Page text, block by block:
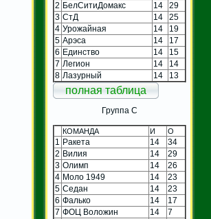
2 БелСитиДомакс 14
29
3 СтД 14
25
4 Урожайная 14
19
5 Арэса 14
17
6 Единство 14
15
7 Легион 14
14
8 Лазурный 14 13
полная таблица
Группа C
КОМАНДА И О
1 Ракета 14
34
2 Вилия 14
29
3 Олимп 14
26
4 Моло 1949 14
23
5 Седан 14
23
6 Фалько 14
17
7 ФОЦ Воложин 14
7